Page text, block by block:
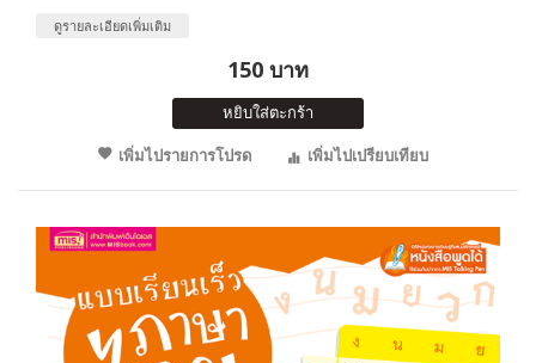
ดูรายละเอียดเพิ่มเติม
150 บาท
หยิบใส่ตะกร้า
เพิ่มไปรายการโปรด
เพิ่มไปเปรียบเทียบ